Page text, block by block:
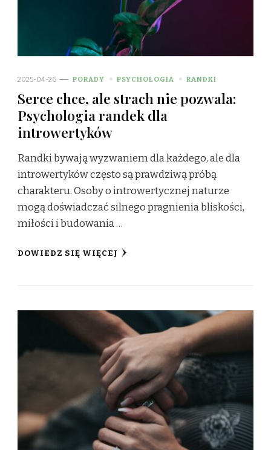
2025-04-26 PORADY PSYCHOLOGIA RANDKI
Serce chce, ale strach nie pozwala:
Psychologia randek dla
introwertyków
Randki bywają wyzwaniem dla każdego, ale dla
introwertyków często są prawdziwą próbą
charakteru. Osoby o introwertycznej naturze
mogą doświadczać silnego pragnienia bliskości,
miłości i budowania …
DOWIEDZ SIĘ WIĘCEJ